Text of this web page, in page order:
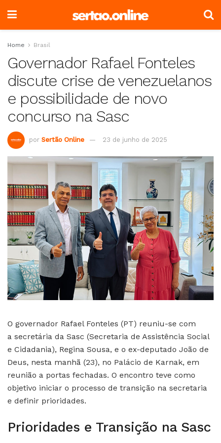
Home Brasil
Governador Rafael Fonteles
discute crise de venezuelanos
e possibilidade de novo
concurso na Sasc
por Sertão Online 23 de junho de 2025
O governador Rafael Fonteles (PT) reuniu-se com
a secretária da Sasc (Secretaria de Assistência Social
e Cidadania), Regina Sousa, e o ex-deputado João de
Deus, nesta manhã (23), no Palácio de Karnak, em
reunião a portas fechadas. O encontro teve como
objetivo iniciar o processo de transição na secretaria
e definir prioridades.
Prioridades e Transição na Sasc